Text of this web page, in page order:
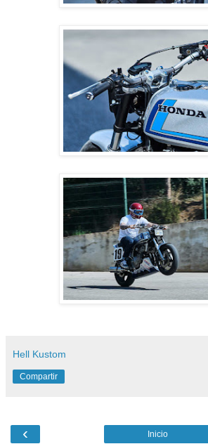
Hell Kustom
Compartir
‹ Inicio